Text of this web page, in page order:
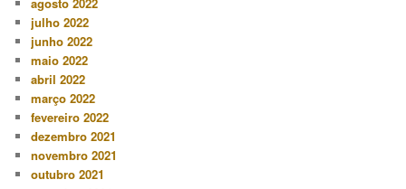
julho 2022
junho 2022
maio 2022
abril 2022
março 2022
fevereiro 2022
dezembro 2021
novembro 2021
outubro 2021